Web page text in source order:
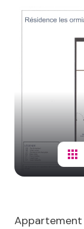
terrains
de
immeubles
aico
Appartement